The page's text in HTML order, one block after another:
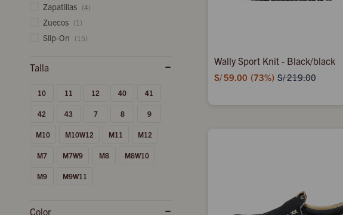
Wally Sport Knit - Black/black
S/59.00 73 S/219.00
Zapatillas (4)
Zuecos (1)
Slip-On (15)
10 11 12 40 41
42 43 7 8 9
M10 M10W12 M11 M12
M7 M7W9 M8 M8W10
M9 M9W11
Color